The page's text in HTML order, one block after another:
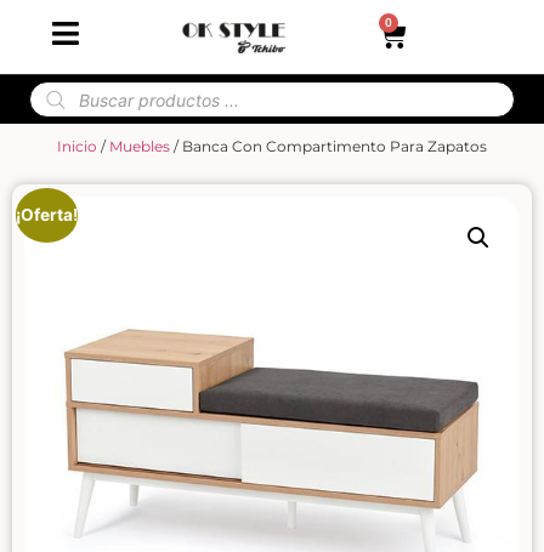
0
Inicio / Muebles / Banca Con Compartimento Para Zapatos
¡Oferta!